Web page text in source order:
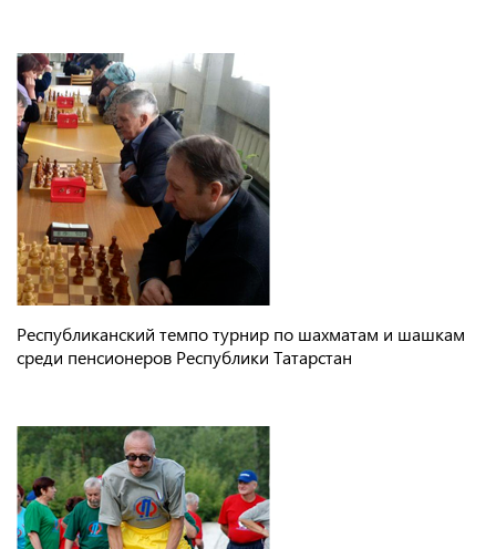
Республиканский темпо турнир по шахматам и шашкам
среди пенсионеров Республики Татарстан